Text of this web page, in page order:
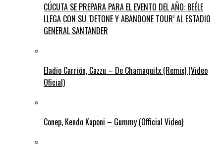
CÚCUTA SE PREPARA PARA EL EVENTO DEL AÑO: BEÉLE
LLEGA CON SU ‘DETONE Y ABANDONE TOUR’ AL ESTADIO
GENERAL SANTANDER
Eladio Carrión, Cazzu – De Chamaquitx (Remix) (Video
Oficial)
Conep, Kendo Kaponi – Gummy (Official Video)